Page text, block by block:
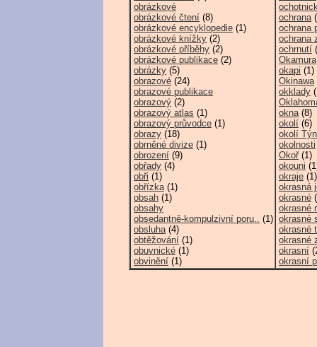
obrázkové
obrázkové čtení (8)
obrázkové encyklopedie (1)
obrázkové knížky (2)
obrázkové příběhy (2)
obrázkové publikace (2)
obrázky (5)
obrazové (24)
obrazové publikace
obrazový (2)
obrazový atlas (1)
obrazový průvodce (1)
obrazy (18)
obrněné divize (1)
obrození (9)
obřady (4)
obři (1)
obřízka(1)
obsah (1)
obsahy
obsedantně-kompulzivní poru.. (1)
obsluha(4)
obtěžování (1)
obuvnické (1)
obvinění (1)
ochrana
ochrana
ochrana
ochrnutí
okapi (1)
Okinawa
okklady
okna(8)
okolí (6)
okolí
okolnosti
Okoř(1)
okouni
okraje (1)
okrasná
okrasné
okrasné
okrasné
okrasné
okrasné
okrasní
okrasní